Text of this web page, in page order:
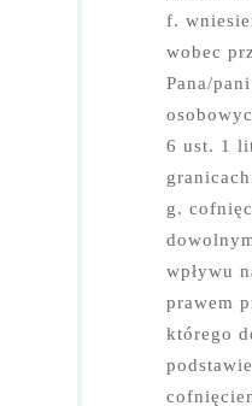
f.
wobec
Pana/
6 ust. 1
g.
wpływu
prawem
którego